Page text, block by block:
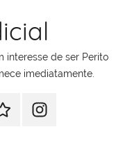
interesse de ser Perito
imediatamente.
Instagram